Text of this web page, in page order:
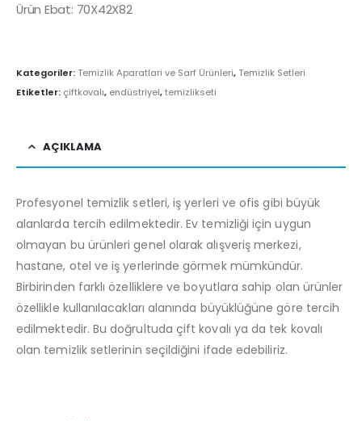
Ürün Ebat: 70X42X82
Kategoriler:Temizlik Aparatlari ve Sarf Ürünleri,Temizlik Setleri
Etiketler: çiftkovalı, endüstriyel,temizlikseti
AÇIKLAMA
Profesyonel temizlik setleri, iş yerleri ve ofis gibi büyük
alanlarda tercih edilmektedir. Ev temizliği için uygun
olmayan bu ürünleri genel olarak alışveriş merkezi,
hastane, otel ve iş yerlerinde görmek mümkündür.
Birbirinden farklı özelliklere ve boyutlara sahip olan ürünler
özellikle kullanılacakları alanında büyüklüğüne göre tercih
edilmektedir. Bu doğrultuda çift kovalı ya da tek kovalı
olan temizlik setlerinin seçildiğini ifade edebiliriz.